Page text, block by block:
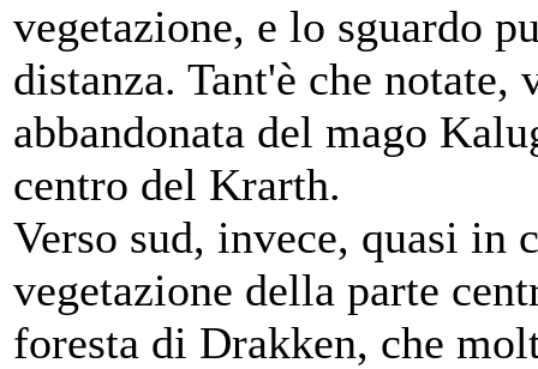
vegetazione, e lo sguardo
distanza. Tant'è che notate,
abbandonata del mago
centro del Krarth.
Verso sud, invece, quasi in
vegetazione della parte
foresta di Drakken, che